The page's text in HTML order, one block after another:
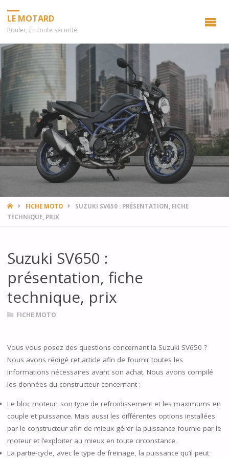
LE MOTARD
Rouler, En toute sécurité
HOMEFICHE MOTO
SUZUKI SV650 : PRÉSENTATION, FICHE
TECHNIQUE, PRIX
Suzuki SV650 :
présentation, fiche
technique, prix
FICHE MOTO
Vous vous posez des questions concernant la Suzuki SV650 ?
Nous avons rédigé cet article afin de fournir toutes les
informations nécessaires avant son achat. Nous avons compilé
les données du constructeur concernant :
Le bloc moteur, son type de refroidissement et les maximums en
couple et puissance. Mais aussi les différentes options installées
par le constructeur afin de mieux gérer la puissance fournie par le
moteur et l’exploiter au mieux en toute circonstance.
La partie-cycle, avec le type de freinage, la puissance qu’il peut